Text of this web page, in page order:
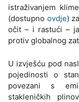
istraživanjem
(dostupno ovdje) za
očit – i rastući –
protiv globalnog
U izvješću pod
pojedinosti o
povezani s
stakleničkih